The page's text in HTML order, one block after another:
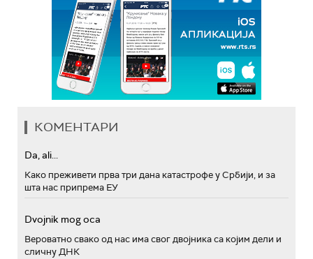
КОМЕНТАРИ
Da, ali...
Како преживети прва три дана катастрофе у Србији, и за
шта нас припрема ЕУ
Dvojnik mog oca
Вероватно свако од нас има свог двојника са којим дели и
сличну ДНК